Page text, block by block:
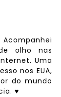
olho nas
Uma
nos EUA,
do mundo
♥